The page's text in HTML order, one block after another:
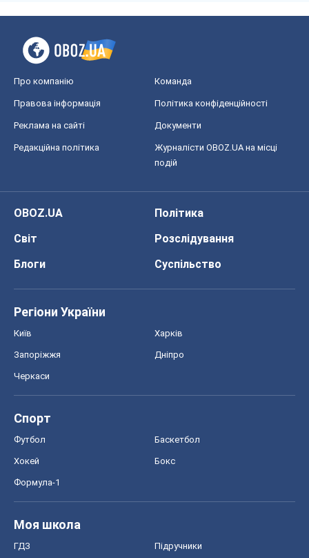
Про компанію Команда
Правова інформація Політика конфіденційності
Реклама на сайті Документи
Редакційна політика
Журналісти OBOZ.UA на місці
подій
OBOZ.UA
Політика
Світ
Розслідування
Блоги
Суспільство
Регіони України
Київ Харків
Запоріжжя Дніпро
Черкаси
Спорт
Футбол Баскетбол
Хокей Бокс
Формула-1
Моя школа
ГДЗ Підручники